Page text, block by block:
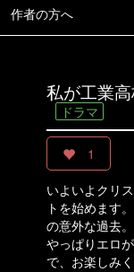
作者の方へ
私が工業
ドラマ
1
いよいよクリ
トを始めます
の意外な過去
やっぱりエロ
で、お楽しみく